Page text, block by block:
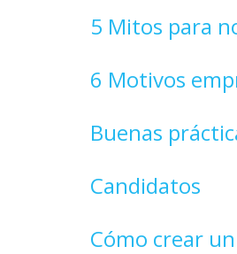
5 Mitos para
6 Motivos
Buenas
Candidatos
Cómo crear